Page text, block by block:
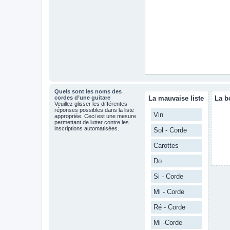
Quels sont les noms des
cordes d’une guitare
Veuillez glisser les différentes
réponses possibles dans la liste
appropriée. Ceci est une mesure
permettant de lutter contre les
inscriptions automatisées.
La mauvaise liste
Vin
Sol - Corde
Carottes
Do
Si - Corde
Mi - Corde
Ré - Corde
Mi -Corde
La